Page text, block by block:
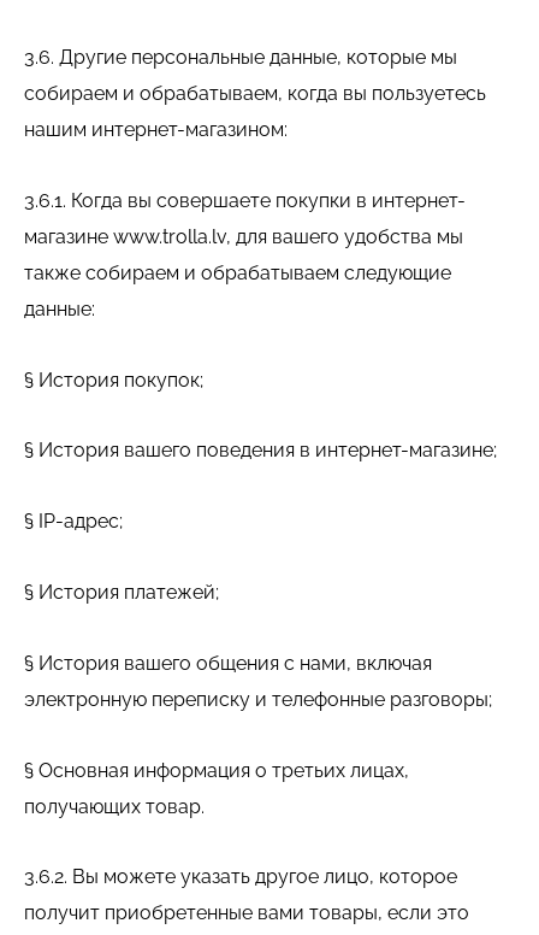
3.6. Другие персональные данные, которые мы
собираем и обрабатываем, когда вы пользуетесь
нашим интернет-магазином:
3.6.1. Когда вы совершаете покупки в интернет-
магазине www.trolla.lv, для вашего удобства мы
также собираем и обрабатываем следующие
данные:
§ История покупок;
§ История вашего поведения в интернет-магазине;
§ IP-адрес;
§ История платежей;
§ История вашего общения с нами, включая
электронную переписку и телефонные разговоры;
§ Основная информация о третьих лицах,
получающих товар.
3.6.2. Вы можете указать другое лицо, которое
получит приобретенные вами товары, если это